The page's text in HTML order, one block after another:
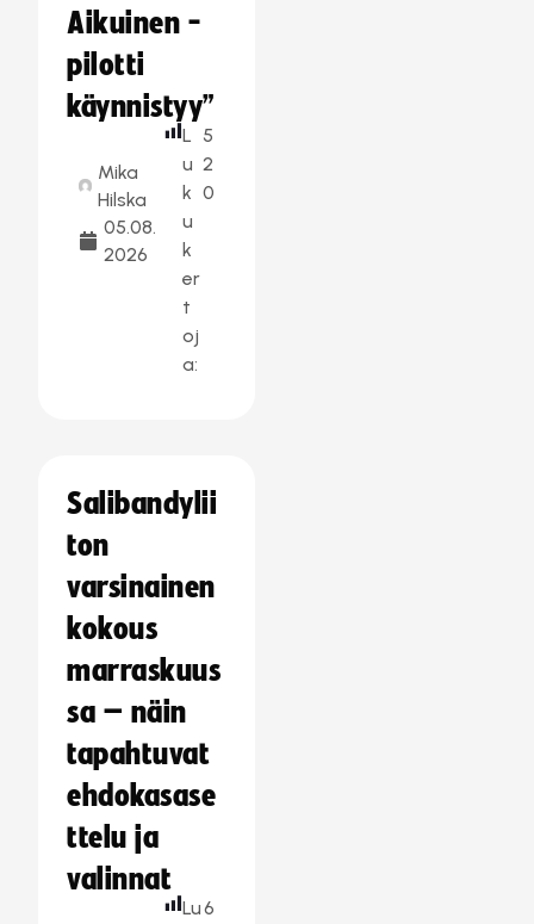
Aikuinen -
pilotti
käynnistyy”
Mika
Hilska
05.08.
2026
L
u
k
u
k
er
t
oj
a:
5
2
0
Salibandylii
ton
varsinainen
kokous
marraskuus
sa – näin
tapahtuvat
ehdokasase
ttelu ja
valinnat
Lu6